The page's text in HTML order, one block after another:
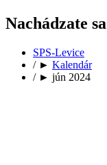
Nachádzate
SPS-Levice
/ ► Kalendár
/ ► jún 2024